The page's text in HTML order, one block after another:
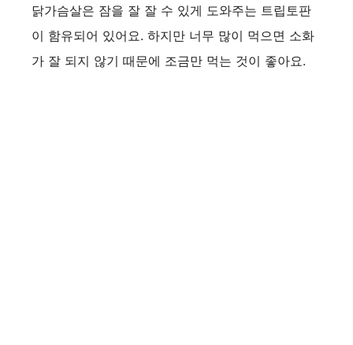
닭가슴살은 잠을 잘 잘 수 있게 도와주는 트립토판
이 함유되어 있어요. 하지만 너무 많이 먹으면 소화
가 잘 되지 않기 때문에 조금만 먹는 것이 좋아요.